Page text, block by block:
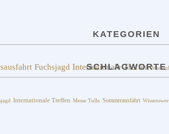
KATEGORIEN
Fuchsjagd Internationale Treffen
SCHLAGWORTE
Internationale Treffen Messe Tulln Sommerausfahrt